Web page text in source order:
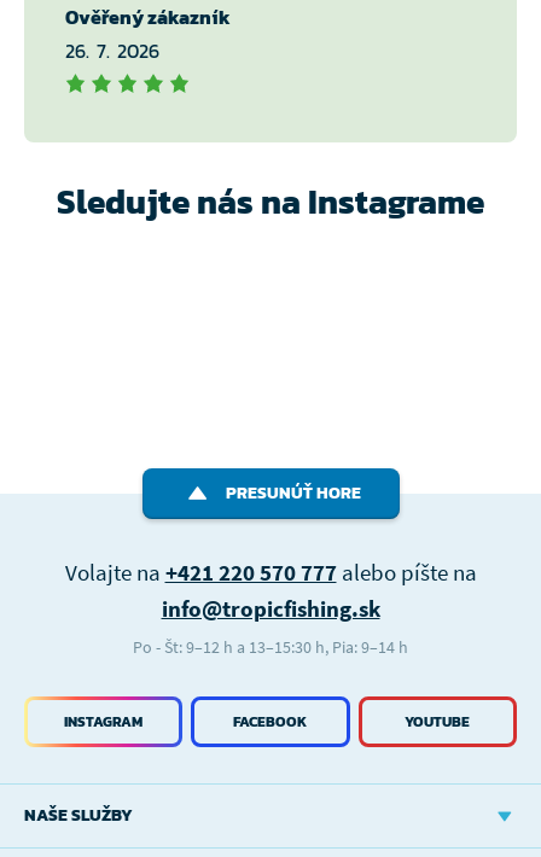
Ověřený zákazník
26. 7. 2026
Sledujte nás na Instagrame
PRESUNÚŤ HORE
NAŠE SLUŽBY
INSTAGRAM FACEBOOK YOUTUBE
Volajte na +421 220 570 777alebo píšte na
info@tropicfishing.sk
Po - Št: 9–12 h a 13–15:30 h, Pia: 9–14 h